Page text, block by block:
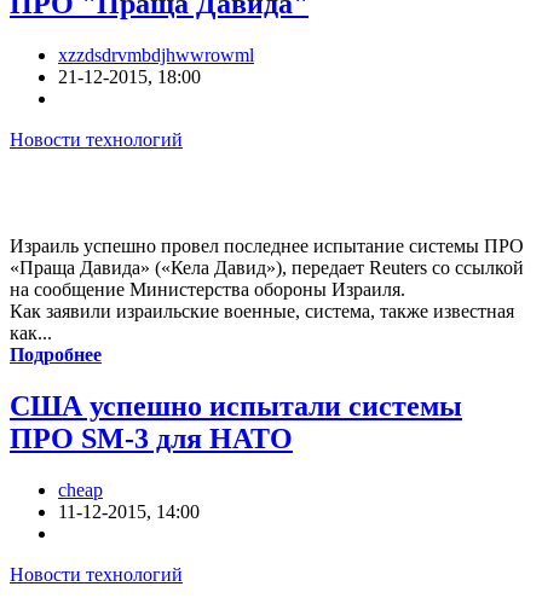
xzzdsdrvmbdjhwwrowml
21-12-2015, 18:00
Новости технологий
Израиль успешно провел последнее испытание системы ПРО
«Праща Давида» («Кела Давид»), передает Reuters со ссылкой
на сообщение Министерства обороны Израиля.
Как заявили израильские военные, система, также известная
как...
Подробнее
США успешно испытали системы
ПРО SM-3 для НАТО
cheap
11-12-2015, 14:00
Новости технологий